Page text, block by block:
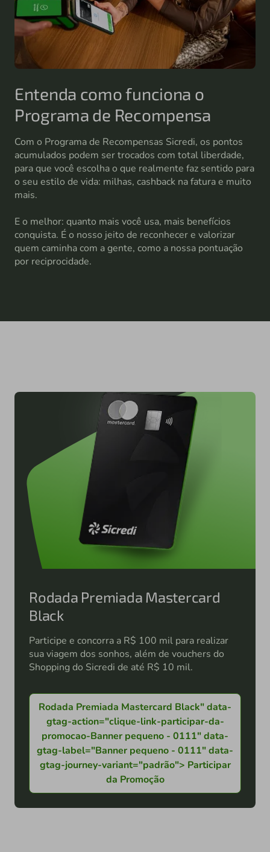
Entenda como funciona o
Programa de Recompensa
Com o Programa de Recompensas Sicredi, os pontos
acumulados podem ser trocados com total liberdade,
para que você escolha o que realmente faz sentido para
o seu estilo de vida: milhas, cashback na fatura e muito
mais.
E o melhor: quanto mais você usa, mais benefícios
conquista. É o nosso jeito de reconhecer e valorizar
quem caminha com a gente, como a nossa pontuação
por reciprocidade.
Rodada Premiada Mastercard
Black
Participe e concorra a R$ 100 mil para realizar
sua viagem dos sonhos, além de vouchers do
Shopping do Sicredi de até R$ 10 mil.
Rodada Premiada Mastercard Black" data-
gtag-action="clique-link-participar-da-
promocao-Banner pequeno - 0111" data-
gtag-label="Banner pequeno - 0111" data-
gtag-journey-variant="padrão"> Participar
da Promoção